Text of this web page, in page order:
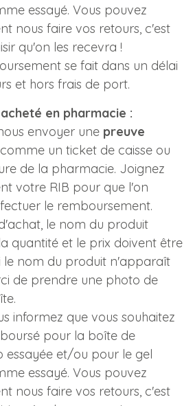
essayé. Vous pouvez
nous faire vos retours, c'est
qu'on les recevra !
se fait dans un délai
et hors frais de port.
en pharmacie :
envoyer une preuve
un ticket de caisse ou
de la pharmacie. Joignez
votre RIB pour que l'on
le remboursement.
le nom du produit
quantité et le prix doivent être
le nom du produit n'apparaît
de prendre une photo de
informez que vous souhaitez
pour la boîte de
essayée et/ou pour le gel
essayé. Vous pouvez
nous faire vos retours, c'est